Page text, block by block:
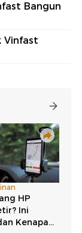
Bangun
Vinfast